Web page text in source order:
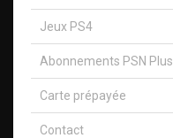
Jeux PS4
Abonnements PSN Plus
Carte prépayée
Contact